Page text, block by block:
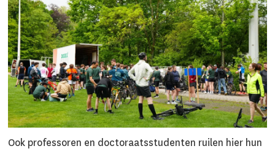
Ook professoren en doctoraatsstudenten ruilen hier hun